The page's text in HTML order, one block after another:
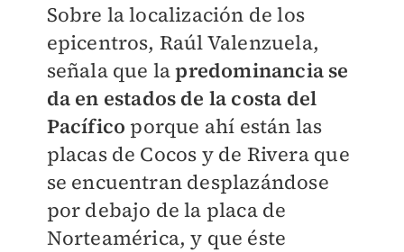
Sobre la localización de los
epicentros, Raúl Valenzuela,
señala que lapredominancia se
da en estados de la costa del
Pacífico porque ahí están las
placas de Cocos y de Rivera que
se encuentran desplazándose
por debajo de la placa de
Norteamérica, y que éste